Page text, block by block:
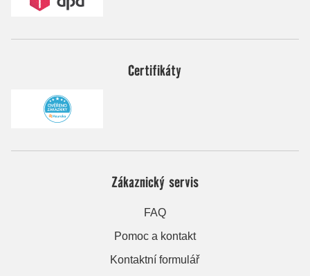
Certifikáty
Zákaznický servis
FAQ
Pomoc a kontakt
Kontaktní formulář